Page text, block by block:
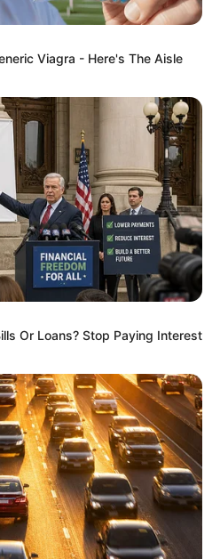
Generic Viagra - Here's The
Have The Lowest Car
Viagra - Here's The Aisle
Or Loans? Stop Paying Interest